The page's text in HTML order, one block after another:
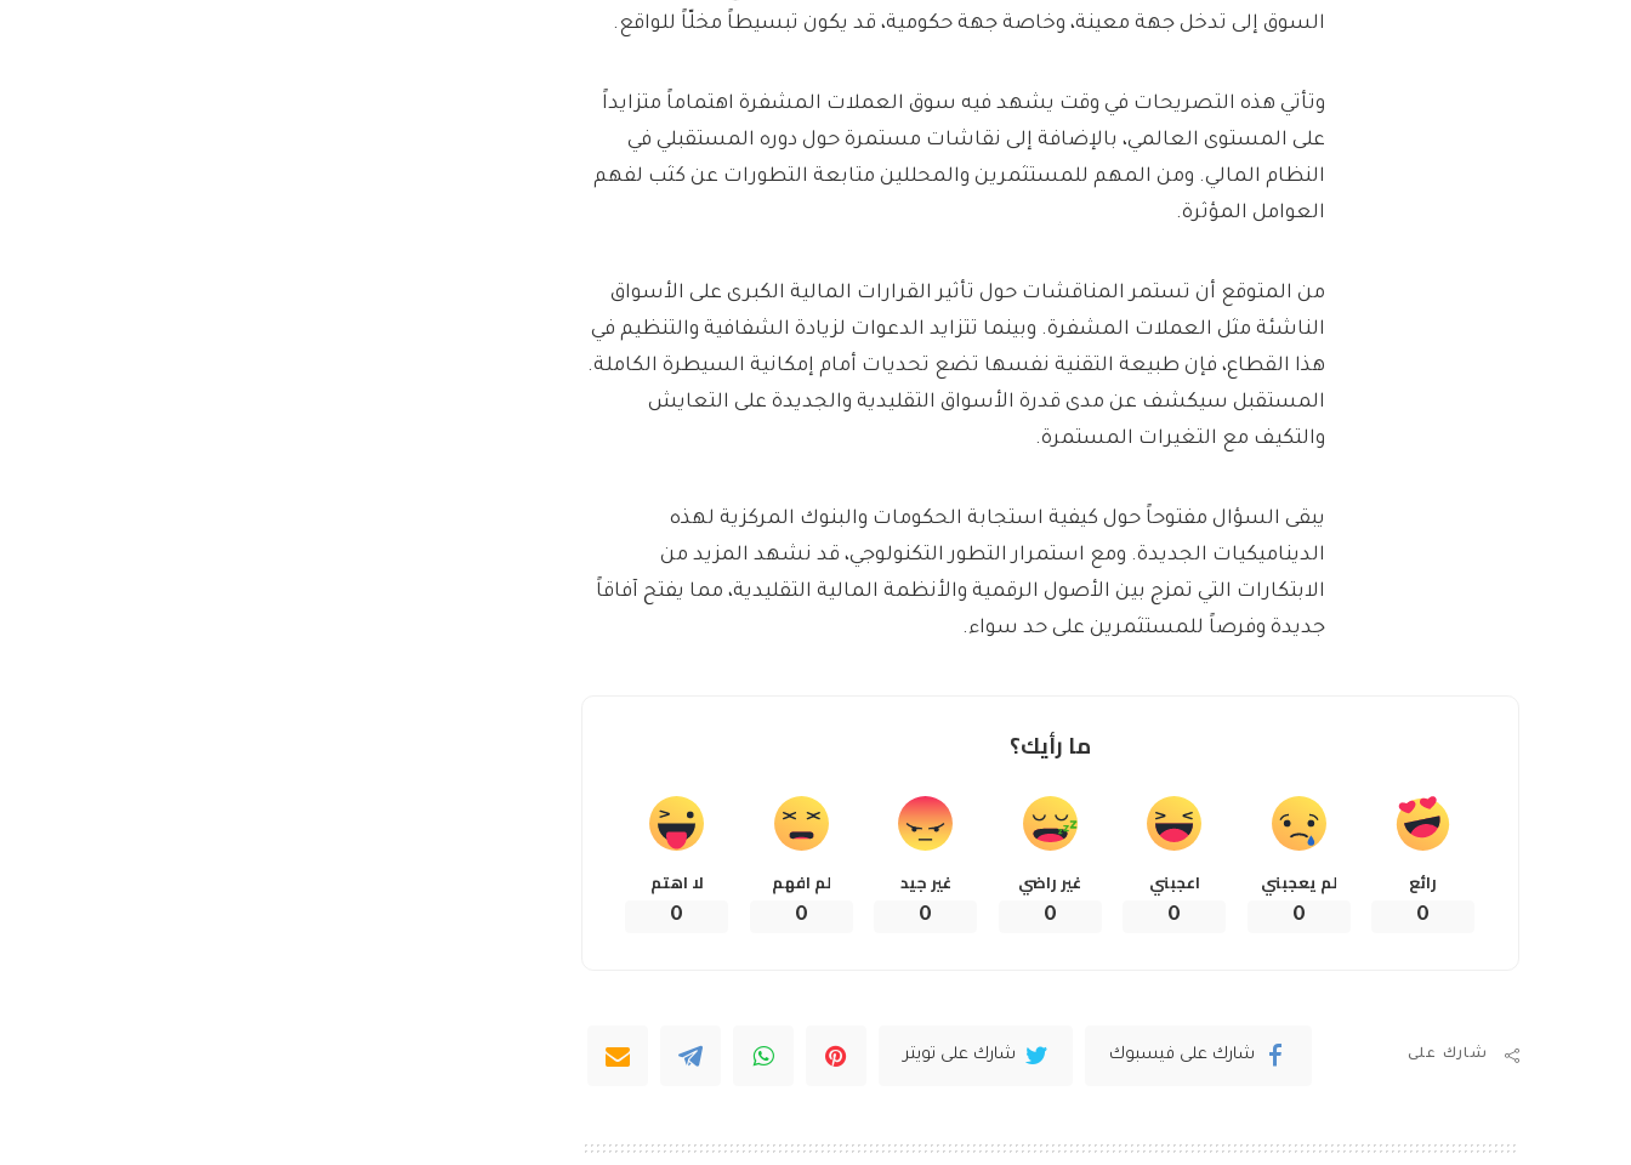
السوق إلى تدخل جهة معينة، وخاصة جهة حكومية، قد يكون تبسيطاً مخلّاً للواقع.
وتأتي هذه التصريحات في وقت يشهد فيه سوق العملات المشفرة اهتماماً متزايداً
على المستوى العالمي، بالإضافة إلى نقاشات مستمرة حول دوره المستقبلي في
النظام المالي. ومن المهم للمستثمرين والمحللين متابعة التطورات عن كثب لفهم
العوامل المؤثرة.
من المتوقع أن تستمر المناقشات حول تأثير القرارات المالية الكبرى على الأسواق
الناشئة مثل العملات المشفرة. وبينما تتزايد الدعوات لزيادة الشفافية والتنظيم في
هذا القطاع، فإن طبيعة التقنية نفسها تضع تحديات أمام إمكانية السيطرة الكاملة.
المستقبل سيكشف عن مدى قدرة الأسواق التقليدية والجديدة على التعايش
والتكيف مع التغيرات المستمرة.
يبقى السؤال مفتوحاً حول كيفية استجابة الحكومات والبنوك المركزية لهذه
الديناميكيات الجديدة. ومع استمرار التطور التكنولوجي، قد نشهد المزيد من
الابتكارات التي تمزج بين الأصول الرقمية والأنظمة المالية التقليدية، مما يفتح آفاقاً
جديدة وفرصاً للمستثمرين على حد سواء.
ما رأيك؟
رائع
0
لم يعجبني
0
اعجبني
0
غير راضي
0
غير جيد
0
لم افهم
0
لا اهتم
0
شارك على شارك على فيسبوك شارك على تويتر